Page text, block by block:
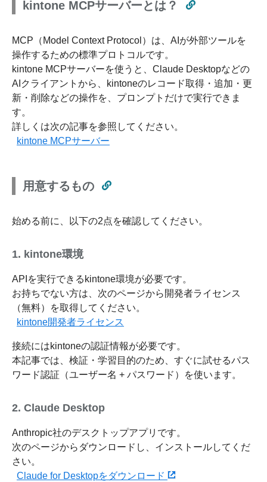
kintone MCPサーバーとは？
MCP（Model Context Protocol）は、AIが外部ツールを
操作するための標準プロトコルです。
kintone MCPサーバーを使うと、Claude Desktopなどの
AIクライアントから、kintoneのレコード取得・追加・更
新・削除などの操作を、プロンプトだけで実行できま
す。
詳しくは次の記事を参照してください。
kintone MCPサーバー
用意するもの
始める前に、以下の2点を確認してください。
1. kintone環境
APIを実行できるkintone環境が必要です。
お持ちでない方は、次のページから開発者ライセンス
（無料）を取得してください。
kintone開発者ライセンス
接続にはkintoneの認証情報が必要です。
本記事では、検証・学習目的のため、すぐに試せるパス
ワード認証（ユーザー名 + パスワード）を使います。
2. Claude Desktop
Anthropic社のデスクトップアプリです。
次のページからダウンロードし、インストールしてくだ
さい。
Claude for Desktopをダウンロード